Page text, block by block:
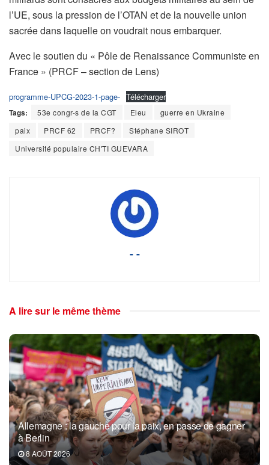
l’UE, sous la pression de l’OTAN et de la nouvelle union
sacrée dans laquelle on voudrait nous embarquer.
Avec le soutien du « Pôle de Renaissance Communiste en
France » (PRCF – section de Lens)
programme-UPCG-2023-1-page- Télécharger
Tags: 53e congr-s de la CGT Eleu
guerre en Ukraine
paix
PRCF 62 PRCF?
Stéphane SIROT
Université populaire CH'TI GUEVARA
- -
A lire sur le même thème
Allemagne : la gauche pour la paix, en passe de gagner
à Berlin
8 AOÛT 2026